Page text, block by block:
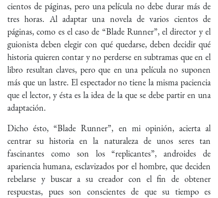
cientos de páginas, pero una película no debe durar más de
tres horas. Al adaptar una novela de varios cientos de
páginas, como es el caso de “Blade Runner”, el director y el
guionista deben elegir con qué quedarse, deben decidir qué
historia quieren contar y no perderse en subtramas que en el
libro resultan claves, pero que en una película no suponen
más que un lastre. El espectador no tiene la misma paciencia
que el lector, y ésta es la idea de la que se debe partir en una
adaptación.
Dicho ésto, “Blade Runner”, en mi opinión, acierta al
centrar su historia en la naturaleza de unos seres tan
fascinantes como son los “replicantes”, androides de
apariencia humana, esclavizados por el hombre, que deciden
rebelarse y buscar a su creador con el fin de obtener
respuestas, pues son conscientes de que su tiempo es